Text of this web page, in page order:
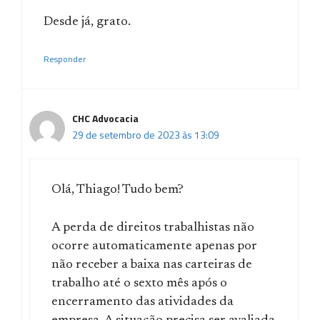
Desde já, grato.
Responder
CHC Advocacia
29 de setembro de 2023 às 13:09
Olá, Thiago! Tudo bem?
A perda de direitos trabalhistas não
ocorre automaticamente apenas por
não receber a baixa nas carteiras de
trabalho até o sexto mês após o
encerramento das atividades da